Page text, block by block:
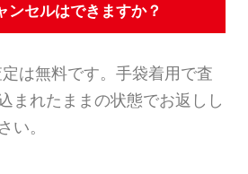
セルはできますか？
は無料です。手袋着用で査
まれたままの状態でお返しし
い。